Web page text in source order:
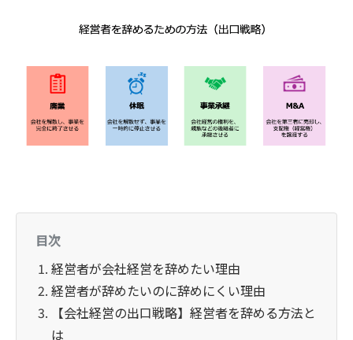
目次
経営者が会社経営を辞めたい理由
経営者が辞めたいのに辞めにくい理由
【会社経営の出口戦略】経営者を辞める方法と
は